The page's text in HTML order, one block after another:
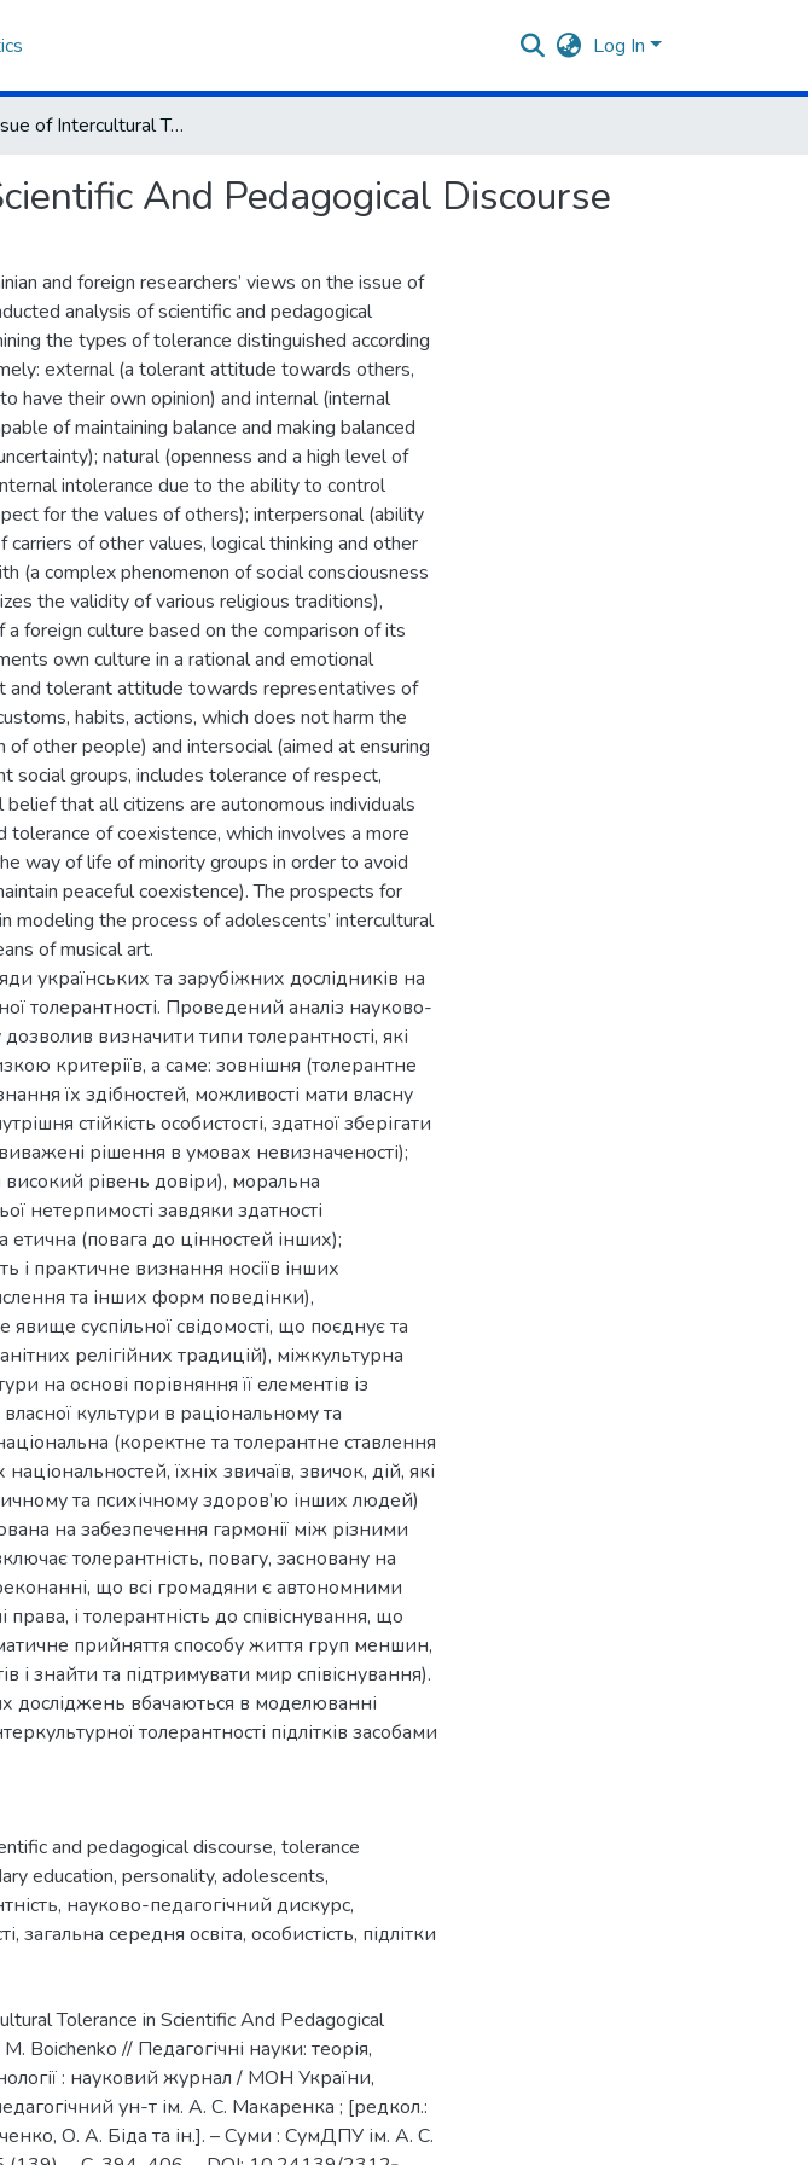
Log In
The Issue of Intercultural Tolerance in Scientific And Pedagogical Discourse
And Pedagogical Discourse
and foreign researchers’ views on the issue of
analysis of scientific and pedagogical
the types of tolerance distinguished according
external (a tolerant attitude towards others,
have their own opinion) and internal (internal
of maintaining balance and making balanced
natural (openness and a high level of
intolerance due to the ability to control
for the values of others); interpersonal (ability
carriers of other values, logical thinking and other
(a complex phenomenon of social consciousness
the validity of various religious traditions),
foreign culture based on the comparison of its
own culture in a rational and emotional
and tolerant attitude towards representatives of
habits, actions, which does not harm the
of other people) and intersocial (aimed at ensuring
social groups, includes tolerance of respect,
that all citizens are autonomous individuals
tolerance of coexistence, which involves a more
way of life of minority groups in order to avoid
peaceful coexistence). The prospects for
modeling the process of adolescents’ intercultural
of musical art.
українських та зарубіжних дослідників на
толерантності. Проведений аналіз науково-
визначити типи толерантності, які
критеріїв, а саме: зовнішня (толерантне
їх здібностей, можливості мати власну
стійкість особистості, здатної зберігати
рішення в умовах невизначеності);
високий рівень довіри), моральна
нетерпимості завдяки здатності
етична (повага до цінностей інших);
і практичне визнання носіїв інших
та інших форм поведінки),
суспільної свідомості, що поєднує та
релігійних традицій), міжкультурна
на основі порівняння її елементів із
культури в раціональному та
(коректне та толерантне ставлення
їхніх звичаїв, звичок, дій, які
та психічному здоров’ю інших людей)
на забезпечення гармонії між різними
толерантність, повагу, засновану на
що всі громадяни є автономними
і толерантність до співіснування, що
прийняття способу життя груп меншин,
і знайти та підтримувати мир співіснування).
досліджень вбачаються в моделюванні
толерантності підлітків засобами
and pedagogical discourse, tolerance
education, personality, adolescents,
, науково-педагогічний дискурс,
, загальна середня освіта, особистість, підлітки
Tolerance in Scientific And Pedagogical
Boichenko // Педагогічні науки: теорія,
: науковий журнал / МОН України,
ун-т ім. А. С. Макаренка ; [редкол.:
О. А. Біда та ін.]. – Суми : СумДПУ ім. А. С.